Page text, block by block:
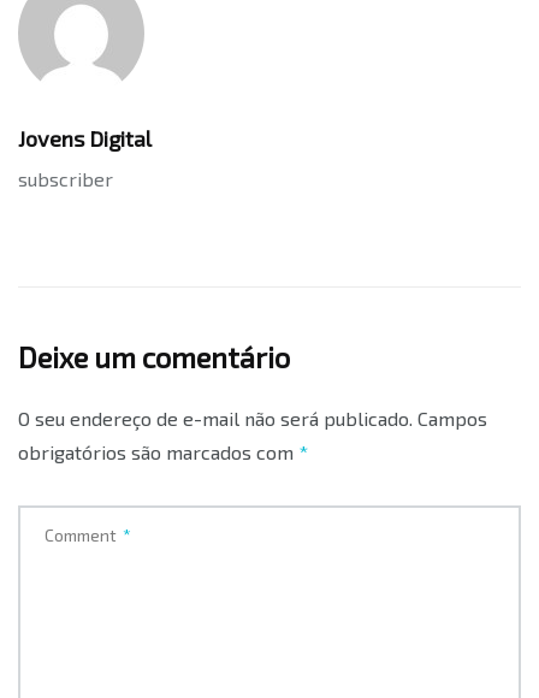
Jovens Digital
subscriber
Deixe um comentário
O seu endereço de e-mail não será publicado. Campos
obrigatórios são marcados com *
Comment *